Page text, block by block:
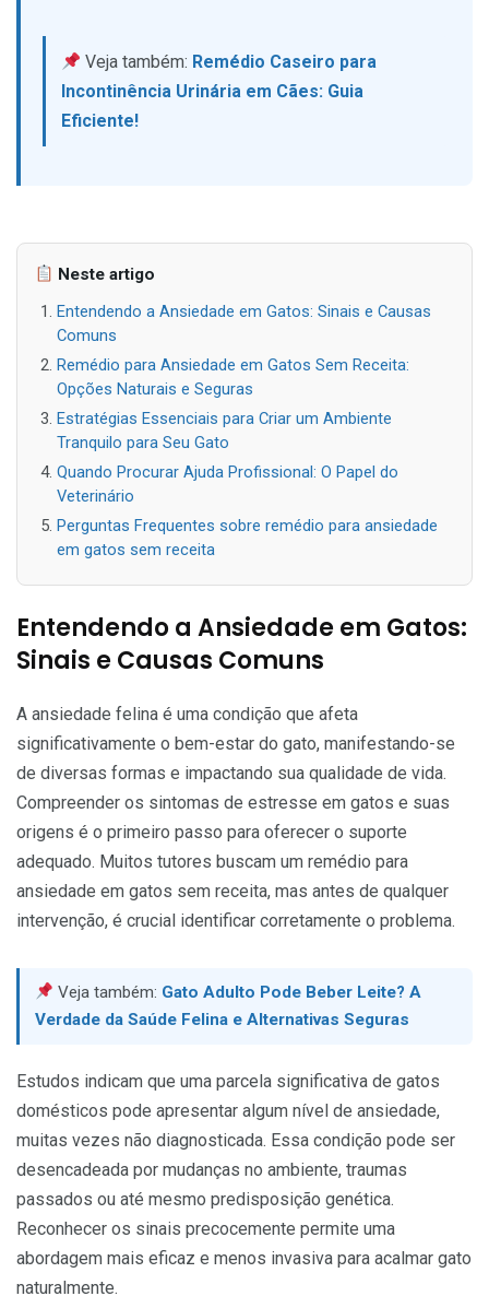
Veja também: Remédio Caseiro para
Incontinência Urinária em Cães: Guia
Eficiente!
Neste artigo
Entendendo a Ansiedade em Gatos: Sinais e Causas
Comuns
Remédio para Ansiedade em Gatos Sem Receita:
Opções Naturais e Seguras
Estratégias Essenciais para Criar um Ambiente
Tranquilo para Seu Gato
Quando Procurar Ajuda Profissional: O Papel do
Veterinário
Perguntas Frequentes sobre remédio para ansiedade
em gatos sem receita
Entendendo a Ansiedade em Gatos:
Sinais e Causas Comuns
A ansiedade felina é uma condição que afeta
significativamente o bem-estar do gato, manifestando-se
de diversas formas e impactando sua qualidade de vida.
Compreender os sintomas de estresse em gatos e suas
origens é o primeiro passo para oferecer o suporte
adequado. Muitos tutores buscam um remédio para
ansiedade em gatos sem receita, mas antes de qualquer
intervenção, é crucial identificar corretamente o problema.
Veja também: Gato Adulto Pode Beber Leite? A
Verdade da Saúde Felina e Alternativas Seguras
Estudos indicam que uma parcela significativa de gatos
domésticos pode apresentar algum nível de ansiedade,
muitas vezes não diagnosticada. Essa condição pode ser
desencadeada por mudanças no ambiente, traumas
passados ou até mesmo predisposição genética.
Reconhecer os sinais precocemente permite uma
abordagem mais eficaz e menos invasiva para acalmar gato
naturalmente.